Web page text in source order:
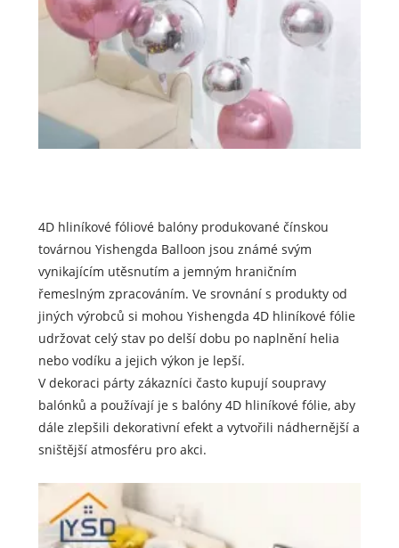
4D hliníkové fóliové balóny produkované čínskou
továrnou Yishengda Balloon jsou známé svým
vynikajícím utěsnutím a jemným hraničním
řemeslným zpracováním. Ve srovnání s produkty od
jiných výrobců si mohou Yishengda 4D hliníkové fólie
udržovat celý stav po delší dobu po naplnění helia
nebo vodíku a jejich výkon je lepší.
V dekoraci párty zákazníci často kupují soupravy
balónků a používají je s balóny 4D hliníkové fólie, aby
dále zlepšili dekorativní efekt a vytvořili nádhernější a
sništější atmosféru pro akci.